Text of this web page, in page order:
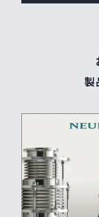
製